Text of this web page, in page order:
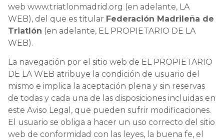
web www.triatlonmadrid.org (en adelante, LA
WEB), del que es titular Federación Madrileña de
Triatlón (en adelante, EL PROPIETARIO DE LA
WEB).
La navegación por el sitio web de EL PROPIETARIO
DE LA WEB atribuye la condición de usuario del
mismo e implica la aceptación plena y sin reservas
de todas y cada una de las disposiciones incluidas en
este Aviso Legal, que pueden sufrir modificaciones.
El usuario se obliga a hacer un uso correcto del sitio
web de conformidad con las leyes, la buena fe, el